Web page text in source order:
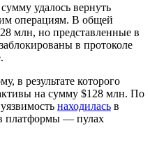
удалось вернуть
операциям. В общей
млн, но представленные в
в протоколе
в результате которого
на сумму $128 млн. По
находилась в
платформы — пулах